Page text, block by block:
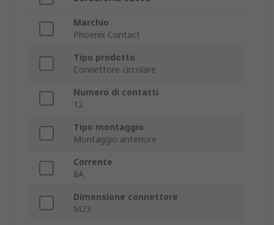
Marchio
Phoenix Contact
Tipo prodotto
Connettore circolare
Numero di contatti
12
Tipo montaggio
Montaggio anteriore
Corrente
8A
Dimensione connettore
M23